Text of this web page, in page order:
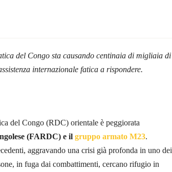
del Congo sta causando centinaia di migliaia di
internazionale fatica a rispondere.
del Congo (RDC) orientale è peggiorata
(FARDC) e il gruppo armato M23.
aggravando una crisi già profonda in uno dei
in fuga dai combattimenti, cercano rifugio in